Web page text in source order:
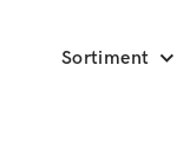
Sortiment